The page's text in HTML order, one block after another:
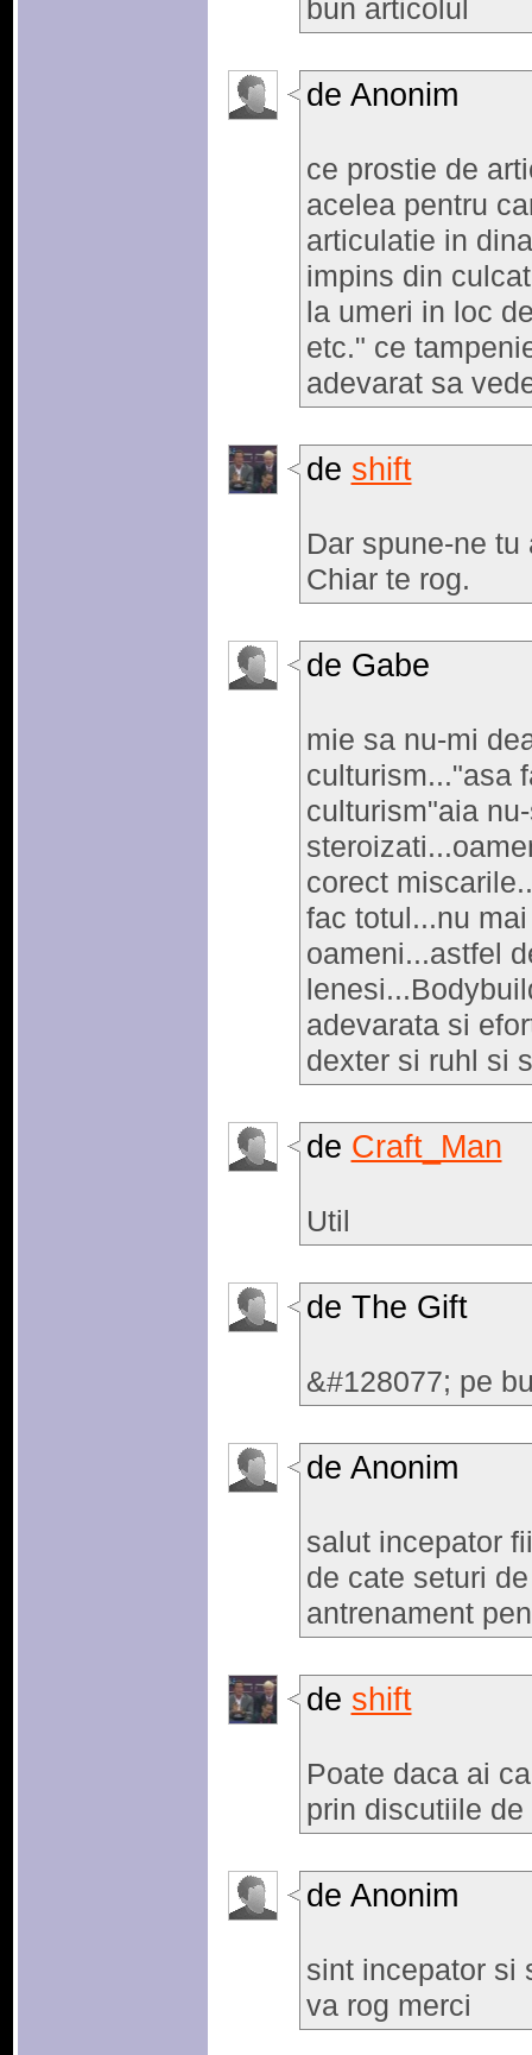
bun articolul
de Anonim
ce prostie de
acelea pentru
articulatie in
impins din
la umeri in loc
etc." ce
adevarat sa
de shift
Dar spune-ne
Chiar te rog.
de Gabe
mie sa nu-mi
culturism..."asa
culturism"aia
corect
fac totul...nu
oameni...astfel
adevarata si
dexter si ruhl si
de Craft_Man
Util
de The Gift
&#128077; pe
de Anonim
salut incepator
de cate seturi
antrenament
de shift
Poate daca ai
prin discutiile
de Anonim
sint incepator si
va rog merci